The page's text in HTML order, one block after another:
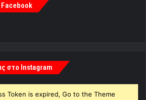
στο Instagram
Token is expired, Go to the Theme